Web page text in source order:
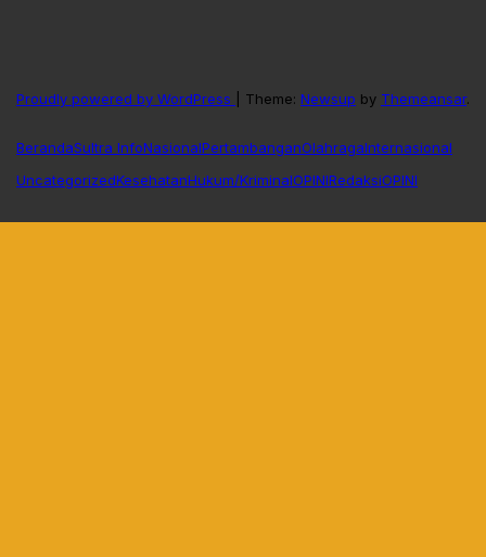
Proudly powered by WordPress Theme: Newsup by Themeansar.
BerandaSultra InfoNasionalPertambanganOlahragaInternasional
UncategorizedKesehatanHukum/KriminalOPINIRedaksiOPINI